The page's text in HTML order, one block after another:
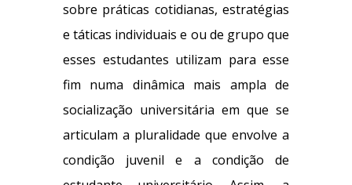
sobre práticas cotidianas, estratégias
e táticas individuais e ou de grupo que
esses estudantes utilizam para esse
fim numa dinâmica mais ampla de
socialização universitária em que se
articulam a pluralidade que envolve a
condição juvenil e a condição de